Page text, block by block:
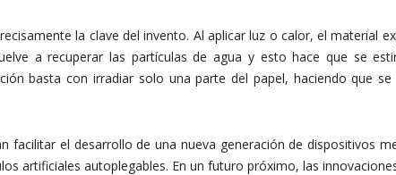
la clave del invento. Al aplicar luz o calor, el material
a recuperar las partículas de agua y esto hace que se
basta con irradiar solo una parte del papel, haciendo que se
el desarrollo de una nueva generación de dispositivos
artificiales autoplegables. En un futuro próximo, las